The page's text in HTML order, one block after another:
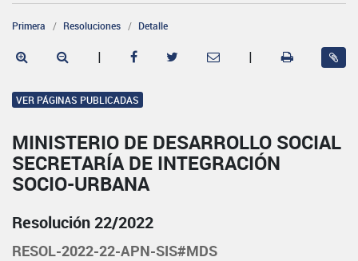
Primera Resoluciones Detalle
| |
VER PÁGINAS PUBLICADAS
MINISTERIO DE DESARROLLO SOCIAL
SECRETARÍA DE INTEGRACIÓN
SOCIO-URBANA
Resolución 22/2022
RESOL-2022-22-APN-SIS#MDS